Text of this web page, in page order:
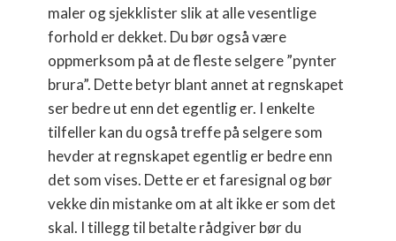
maler og sjekklister slik at alle vesentlige
forhold er dekket. Du bør også være
oppmerksom på at de fleste selgere ”pynter
brura”. Dette betyr blant annet at regnskapet
ser bedre ut enn det egentlig er. I enkelte
tilfeller kan du også treffe på selgere som
hevder at regnskapet egentlig er bedre enn
det som vises. Dette er et faresignal og bør
vekke din mistanke om at alt ikke er som det
skal. I tillegg til betalte rådgiver bør du